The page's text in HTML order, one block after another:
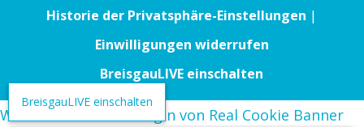
Historie der Privatsphäre-Einstellungen |
Einwilligungen widerrufen
BreisgauLIVE einschalten
BreisgauLIVE einschalten
WordPress Cookie Plugin von Real Cookie Banner